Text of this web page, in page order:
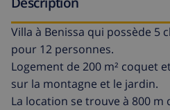
Villa à Benissa qui possède 5
pour 12 personnes.
Logement de 200 m² coquet
sur la montagne et le jardin.
La location se trouve à 800 m